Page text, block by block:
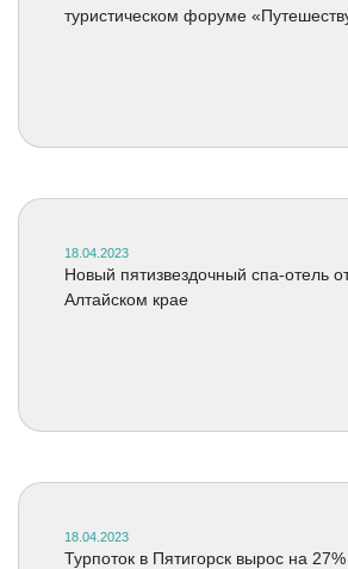
туристическом форуме
18.04.2023
Новый пятизвездочный спа-отель
Алтайском крае
18.04.2023
Турпоток в Пятигорск вырос на